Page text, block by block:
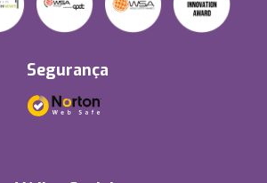
Segurança